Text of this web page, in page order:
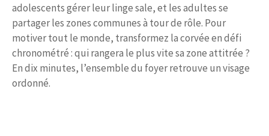
adolescents gérer leur linge sale, et les adultes se
partager les zones communes à tour de rôle. Pour
motiver tout le monde, transformez la corvée en défi
chronométré : qui rangera le plus vite sa zone attitrée ?
En dix minutes, l’ensemble du foyer retrouve un visage
ordonné.